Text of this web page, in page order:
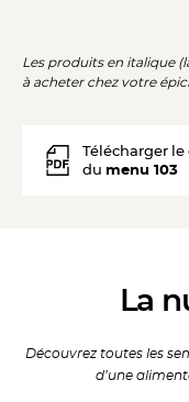
Les produits en italique
à acheter chez votre
Télécharger
du menu 103
La
Découvrez toutes les
d’une